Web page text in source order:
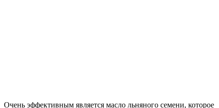
Очень эффективным является масло льняного семени, которое